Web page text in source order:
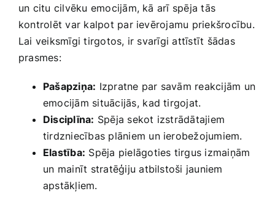
un citu cilvēku emocijām, kā arī ‍spēja tās
kontrolēt var kalpot par ievērojamu priekšrocību.⁢
Lai veiksmīgi tirgotos, ir svarīgi attīstīt šādas
prasmes:
Pašapziņa: Izpratne par savām ​reakcijām un
emocijām situācijās, ⁤kad tirgojat.
Disciplīna: Spēja sekot izstrādātajiem​
tirdzniecības plāniem un ierobežojumiem.
Elastība: Spēja pielāgoties tirgus izmaiņām
‍un⁣ mainīt stratēģiju atbilstoši jauniem
apstākļiem.